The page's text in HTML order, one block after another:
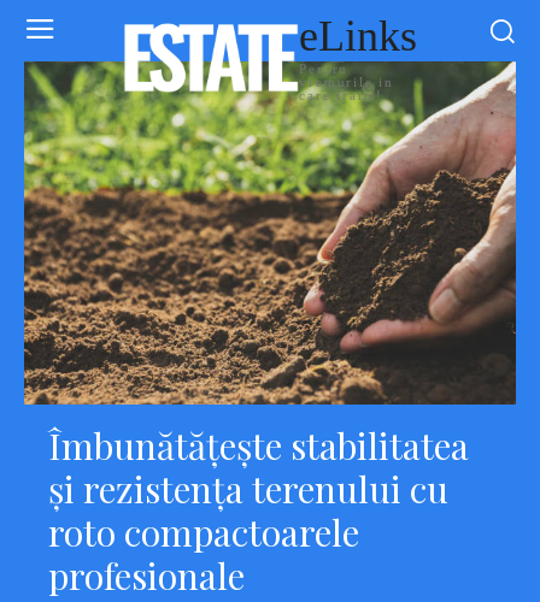
eLinks
Pentru
vremurile in
care traim!
Îmbunătățește stabilitatea
și rezistența terenului cu
roto compactoarele
profesionale